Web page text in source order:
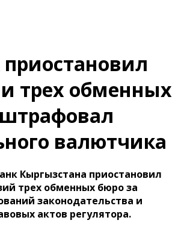
трех обменных
валютчика
Кыргызстана приостановил
трех обменных бюро за
законодательства и
актов регулятора.